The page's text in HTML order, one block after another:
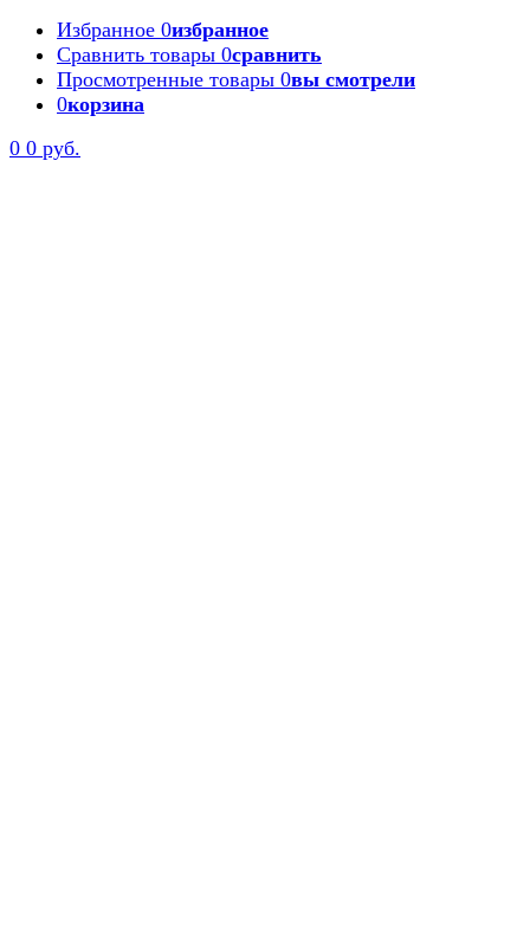
Избранное 0избранное
Сравнить товары 0сравнить
Просмотренные товары 0вы смотрели
0корзина
0 0 руб.